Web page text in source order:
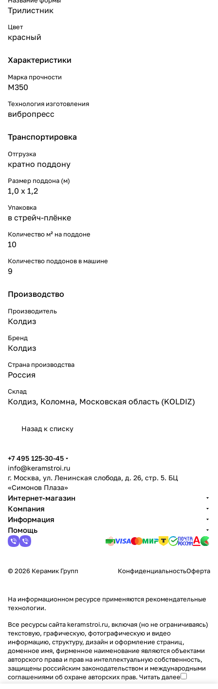
Трилистник
Цвет
красный
Характеристики
Марка прочности
М350
Технология изготовления
вибропресс
Транспортировка
Отгрузка
кратно поддону
Размер поддона (м)
1,0 х 1,2
Упаковка
в стрейч-плёнке
Количество м² на поддоне
10
Количество поддонов в машине
9
Производство
Производитель
Колдиз
Бренд
Колдиз
Страна производства
Россия
Склад
Колдиз, Коломна, Московская область (KOLDIZ)
Назад к списку
+7 495 125-30-45
info@keramstroi.ru
г. Москва, ул. Ленинская слобода, д. 26, стр. 5. БЦ
«Симонов Плаза»
Интернет-магазин
Компания
Информация
Помощь
© 2026 Керамик Групп КонфиденциальностьОферта
На информационном ресурсе применяются рекомендательные
технологии.
Все ресурсы сайта keramstroi.ru, включая (но не ограничиваясь)
текстовую, графическую, фотографическую и видео
информацию, структуру, дизайн и оформление страниц,
доменное имя, фирменное наименование являются объектами
авторского права и прав на интеллектуальную собственность,
защищены российским законодательством и международными
соглашениями об охране авторских прав. Читать далее